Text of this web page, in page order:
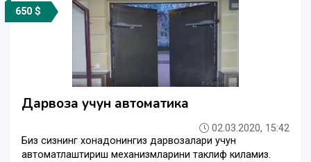
650 $
Дарвоза учун автоматика
02.03.2020, 15:42
Биз сизнинг хонадонингиз дарвозалари учун
автоматлаштириш механизмларини таклиф киламиз.